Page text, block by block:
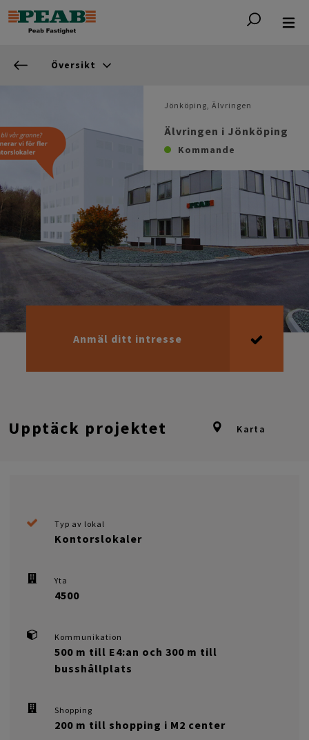
Översikt
Jönköping, Älvringen
Älvringen i Jönköping
Kommande
Anmäl ditt intresse
Upptäck projektet Karta
Typ av lokal
Kontorslokaler
Yta
4500
Kommunikation
500 m till E4:an och 300 m till
busshållplats
Shopping
200 m till shopping i M2 center